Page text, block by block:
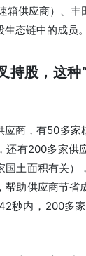
箱供应商） 、丰
态链中的成员。
持股，这种
应商，有50多家
还有200多家供
国土面积有关）
帮助供应商节省
秒内，200多